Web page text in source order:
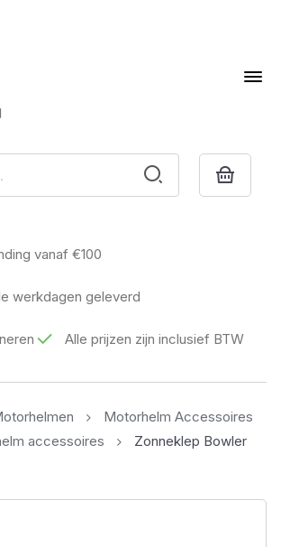
vanaf €100
werkdagen geleverd
Alle prijzen zijn inclusief BTW
Motorhelm Accessoires
accessoires
Zonneklep Bowler